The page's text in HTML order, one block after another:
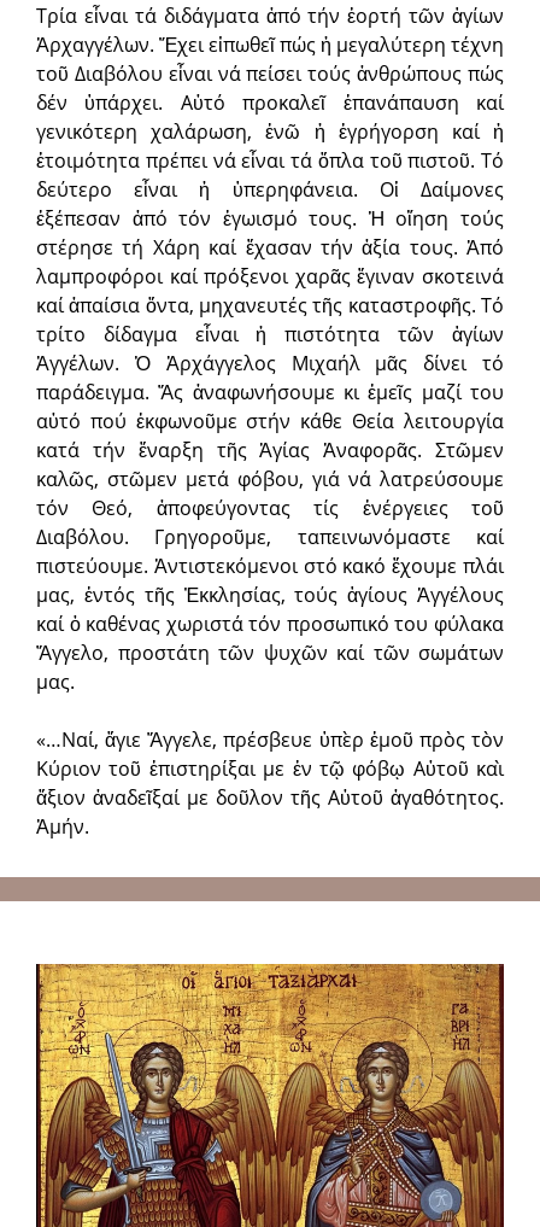
Τρία εἶναι τά διδάγματα ἀπό τήν ἑορτή τῶν ἁγίων
Ἀρχαγγέλων. Ἔχει εἰπωθεῖ πώς ἡ μεγαλύτερη τέχνη
τοῦ Διαβόλου εἶναι νά πείσει τούς ἀνθρώπους πώς
δέν ὑπάρχει. Αὐτό προκαλεῖ ἐπανάπαυση καί
γενικότερη χαλάρωση, ἐνῶ ἡ ἐγρήγορση καί ἡ
ἑτοιμότητα πρέπει νά εἶναι τά ὅπλα τοῦ πιστοῦ. Τό
δεύτερο εἶναι ἡ ὑπερηφάνεια. Οἱ Δαίμονες
ἐξέπεσαν ἀπό τόν ἐγωισμό τους. Ἡ οἴηση τούς
στέρησε τή Χάρη καί ἔχασαν τήν ἀξία τους. Ἀπό
λαμπροφόροι καί πρόξενοι χαρᾶς ἔγιναν σκοτεινά
καί ἀπαίσια ὄντα, μηχανευτές τῆς καταστροφῆς. Τό
τρίτο δίδαγμα εἶναι ἡ πιστότητα τῶν ἁγίων
Ἀγγέλων. Ὁ Ἀρχάγγελος Μιχαήλ μᾶς δίνει τό
παράδειγμα. Ἄς ἀναφωνήσουμε κι ἐμεῖς μαζί του
αὐτό πού ἐκφωνοῦμε στήν κάθε Θεία λειτουργία
κατά τήν ἔναρξη τῆς Ἁγίας Ἀναφορᾶς. Στῶμεν
καλῶς, στῶμεν μετά φόβου, γιά νά λατρεύσουμε
τόν Θεό, ἀποφεύγοντας τίς ἐνέργειες τοῦ
Διαβόλου. Γρηγοροῦμε, ταπεινωνόμαστε καί
πιστεύουμε. Ἀντιστεκόμενοι στό κακό ἔχουμε πλάι
μας, ἐντός τῆς Ἐκκλησίας, τούς ἁγίους Ἀγγέλους
καί ὁ καθένας χωριστά τόν προσωπικό του φύλακα
Ἄγγελο, προστάτη τῶν ψυχῶν καί τῶν σωμάτων
μας.
«…Ναί, ἅγιε Ἅγγελε, πρέσβευε ὑπὲρ ἐμοῦ πρὸς τὸν
Κύριον τοῦ ἐπιστηρίξαι με ἐν τῷ φόβῳ Αὐτοῦ καὶ
ἄξιον ἀναδεῖξαί με δοῦλον τῆς Αὐτοῦ ἀγαθότητος.
Ἀμήν.